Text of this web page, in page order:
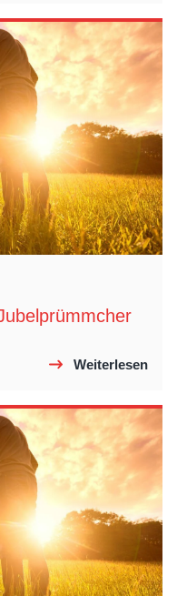
Weiterlesen